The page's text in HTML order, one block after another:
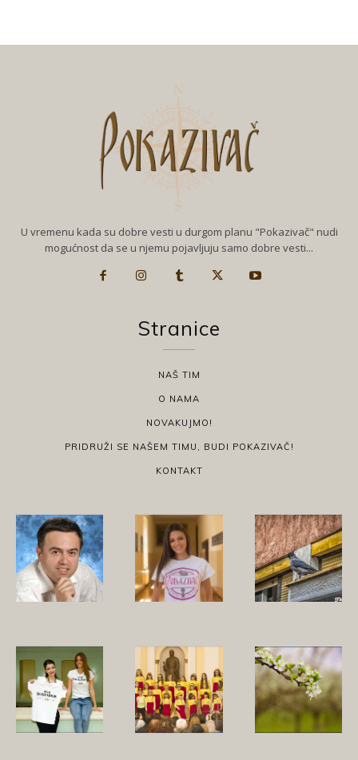
U vremenu kada su dobre vesti u durgom planu "Pokazivač" nudi
mogućnost da se u njemu pojavljuju samo dobre vesti...
Stranice
NAŠ TIM
O NAMA
NOVAKUJMO!
PRIDRUŽI SE NAŠEM TIMU, BUDI POKAZIVAČ!
KONTAKT